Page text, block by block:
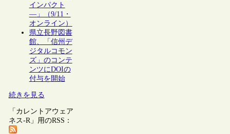
インパクト
―」（9/11・
オンライン）
県立長野図書
館、「信州デ
ジタルコモン
ズ」のコンテ
ンツにDOIの
付与を開始
続きを見る
「カレントアウェア
ネス-R」用のRSS：